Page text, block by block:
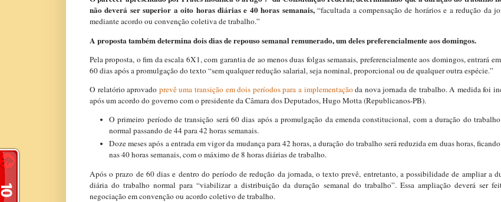
não deverá ser superior a oito horas diárias e 40 horas semanais,“facultada a compensação de horários e a redução da
mediante acordo ou convenção coletiva de trabalho.”
A proposta também determina dois dias de repouso semanal remunerado, um deles preferencialmente aos domingos.
Pela proposta, o fim da escala 6X1, com garantia de ao menos duas folgas semanais, preferencialmente aos domingos, entrará
60 dias após a promulgação do texto “sem qualquer redução salarial, seja nominal, proporcional ou de qualquer outra espécie.”
O relatório aprovado prevê uma transição em dois períodos para a implementaçãoda nova jornada de trabalho. A medida foi
após um acordo do governo com o presidente da Câmara dos Deputados, Hugo Motta (Republicanos-PB).
O primeiro período de transição será 60 dias após a promulgação da emenda constitucional, com a duração do trabalho
normal passando de 44 para 42 horas semanais.
Doze meses após a entrada em vigor da mudança para 42 horas, a duração do trabalho será reduzida em duas horas, ficando
nas 40 horas semanais, com o máximo de 8 horas diárias de trabalho.
Após o prazo de 60 dias e dentro do período de redução da jornada, o texto prevê, entretanto, a possibilidade de ampliar a
diária do trabalho normal para “viabilizar a distribuição da duração semanal do trabalho”. Essa ampliação deverá ser
negociação em convenção ou acordo coletivo de trabalho.